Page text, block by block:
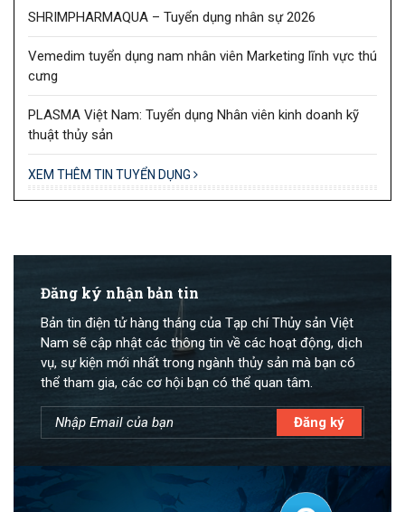
SHRIMPHARMAQUA – Tuyển dụng nhân sự 2026
Vemedim tuyển dụng nam nhân viên Marketing lĩnh vực thú
cưng
PLASMA Việt Nam: Tuyển dụng Nhân viên kinh doanh kỹ
thuật thủy sản
XEM THÊM TIN TUYỂN DỤNG
Đăng ký nhận bản tin
Bản tin điện tử hàng tháng của Tạp chí Thủy sản Việt
Nam sẽ cập nhật các thông tin về các hoạt động, dịch
vụ, sự kiện mới nhất trong ngành thủy sản mà bạn có
thể tham gia, các cơ hội bạn có thể quan tâm.